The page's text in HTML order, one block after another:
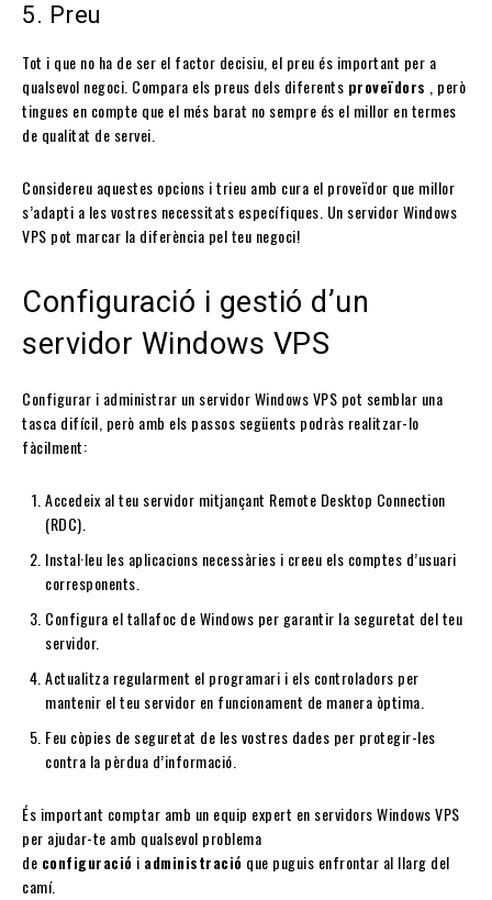
5. Preu
Tot i que no ha de ser el factor decisiu, el preu és important per a
qualsevol negoci. Compara els preus dels diferents proveïdors , però
tingues en compte que el més barat no sempre és el millor en termes
de qualitat de servei.
Considereu aquestes opcions i trieu amb cura el proveïdor que millor
s’adapti a les vostres necessitats específiques. Un servidor Windows
VPS pot marcar la diferència pel teu negoci!
Configuració i gestió d’un
servidor Windows VPS
Configurar i administrar un servidor Windows VPS pot semblar una
tasca difícil, però amb els passos següents podràs realitzar-lo
fàcilment:
Accedeix al teu servidor mitjançant Remote Desktop Connection
(RDC).
Instal·leu les aplicacions necessàries i creeu els comptes d’usuari
corresponents.
Configura el tallafoc de Windows per garantir la seguretat del teu
servidor.
Actualitza regularment el programari i els controladors per
mantenir el teu servidor en funcionament de manera òptima.
Feu còpies de seguretat de les vostres dades per protegir-les
contra la pèrdua d’informació.
És important comptar amb un equip expert en servidors Windows VPS
per ajudar-te amb qualsevol problema
de configuració i administració que puguis enfrontar al llarg del
camí.